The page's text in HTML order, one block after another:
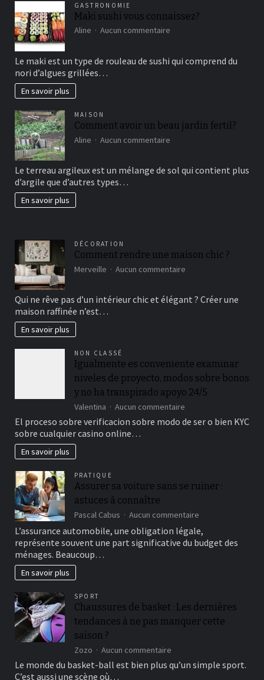
GASTRONOMIE
Maki sushi vous connaissez?
Aline Aucun commentaire
vous
Le maki est un type de rouleau de sushi qui comprend du
nori d’algues grillées…
En savoir plus
MAISON
Comment avoir un beau jardin fertil?
Aline Aucun commentaire
un
Le terreau argileux est un mélange de sol qui contient plus
d’argile que d’autres types…
En savoir plus
DÉCORATION
Comment rendre une maison chic ?
Merveille Aucun commentaire
une
Qui ne rêve pas d’un intérieur chic et élégant ? Créer une
maison raffinée n’est…
En savoir plus
NON CLASSÉ
Igualmente es conveniente examinar
niveles de proyecto, modos sobre bonos
y no ha transpirado apoyo 24/5
Valentina Aucun commentaire
Igualmente
es
proyecto,
modos
bonos
no
ha
El proceso sobre verificacion sobre modo de ser o bien KYC
sobre cualquier casino online…
En savoir plus
PRATIQUE
Assurer sa voiture sans se ruiner :
astuces à connaître
Pascal Cabus Aucun commentaire
sa
voiture
à
connaître
L’assurance automobile, une obligation légale,
représente souvent une part significative du budget des
ménages. Beaucoup…
En savoir plus
SPORT
Chaussures de basket : Les dernières
tendances à ne pas manquer cette
saison ?
Zozo Aucun commentaire
Chaussures
de
Le monde du basket-ball est bien plus qu’un simple sport.
C’est aussi une scène où…